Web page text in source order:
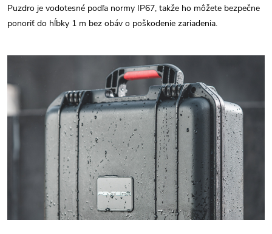
Puzdro je vodotesné podľa normy IP67, takže ho môžete bezpečne
ponoriť do hĺbky 1 m bez obáv o poškodenie zariadenia.